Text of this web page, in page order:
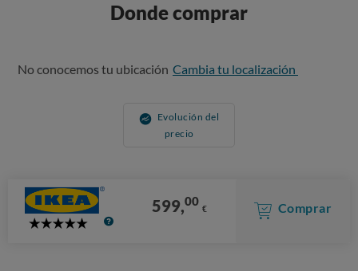
Donde comprar
No conocemos tu ubicación Cambia tu localización
Evolución del
precio
5
599,00 € Comprar